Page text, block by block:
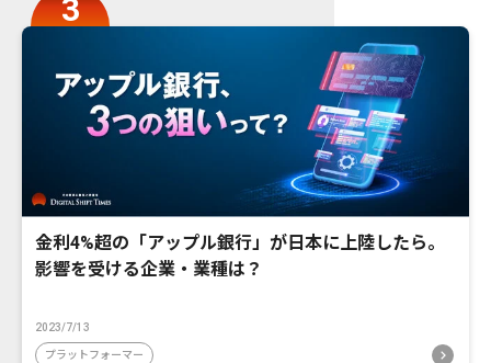
金利4%超の「アップル銀行」が日本に上陸したら。
影響を受ける企業・業種は？
2023/7/13
プラットフォーマー